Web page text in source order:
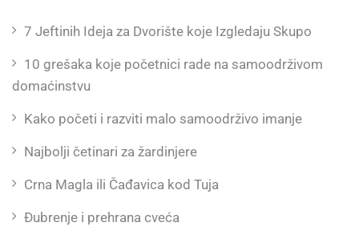
7 Jeftinih Ideja za Dvorište koje Izgledaju Skupo
10 grešaka koje početnici rade na samoodrživom
domaćinstvu
Kako početi i razviti malo samoodrživo imanje
Najbolji četinari za žardinjere
Crna Magla ili Čađavica kod Tuja
Đubrenje i prehrana cveća